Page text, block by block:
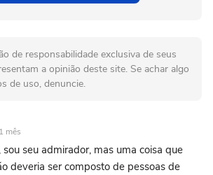
de responsabilidade exclusiva de seus
a opinião deste site. Se achar algo
de uso, denuncie.
mês
sou seu admirador, mas uma coisa que
deveria ser composto de pessoas de